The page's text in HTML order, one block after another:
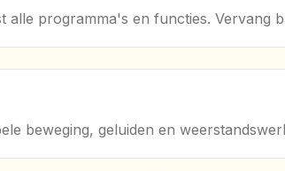
programma's en functies. Vervang
beweging, geluiden en